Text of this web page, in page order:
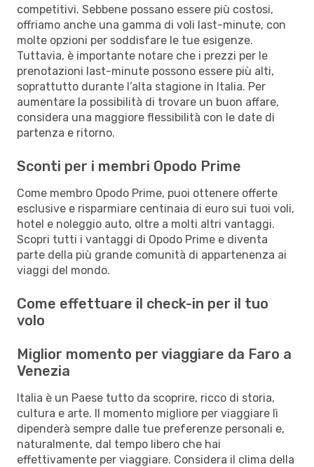
competitivi. Sebbene possano essere più costosi,
offriamo anche una gamma di voli last-minute, con
molte opzioni per soddisfare le tue esigenze.
Tuttavia, è importante notare che i prezzi per le
prenotazioni last-minute possono essere più alti,
soprattutto durante l’alta stagione in Italia. Per
aumentare la possibilità di trovare un buon affare,
considera una maggiore flessibilità con le date di
partenza e ritorno.
Sconti per i membri Opodo Prime
Come membro Opodo Prime, puoi ottenere offerte
esclusive e risparmiare centinaia di euro sui tuoi voli,
hotel e noleggio auto, oltre a molti altri vantaggi.
Scopri tutti i vantaggi di Opodo Prime e diventa
parte della più grande comunità di appartenenza ai
viaggi del mondo.
Come effettuare il check-in per il tuo
volo
Miglior momento per viaggiare da Faro a
Venezia
Italia è un Paese tutto da scoprire, ricco di storia,
cultura e arte. Il momento migliore per viaggiare lì
dipenderà sempre dalle tue preferenze personali e,
naturalmente, dal tempo libero che hai
effettivamente per viaggiare. Considera il clima della